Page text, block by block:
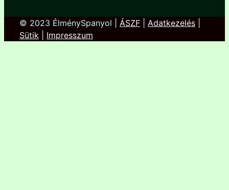
© 2023 ÉlménySpanyol | ÁSZF Adatkezelés
Sütik
Impresszum